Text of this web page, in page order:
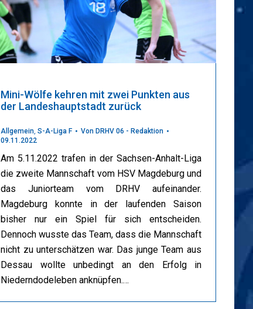
Mini-Wölfe kehren mit zwei Punkten aus
der Landeshauptstadt zurück
Allgemein, S-A-Liga F Von DRHV 06 - Redaktion
09.11.2022
Am 5.11.2022 trafen in der Sachsen-Anhalt-Liga
die zweite Mannschaft vom HSV Magdeburg und
das Juniorteam vom DRHV aufeinander.
Magdeburg konnte in der laufenden Saison
bisher nur ein Spiel für sich entscheiden.
Dennoch wusste das Team, dass die Mannschaft
nicht zu unterschätzen war. Das junge Team aus
Dessau wollte unbedingt an den Erfolg in
Niederndodeleben anknüpfen.…